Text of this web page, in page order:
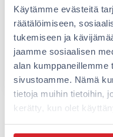
Käytämme evästeitä
räätälöimiseen,
tukemiseen ja
jaamme sosiaalisen
alan kumppaneillemme
sivustoamme. Nämä
tietoja muihin tietoihin,
kerätty, kun olet
omalla tahdilla ja
hotellit tarjoavat
fiksun ja
Lue lisää